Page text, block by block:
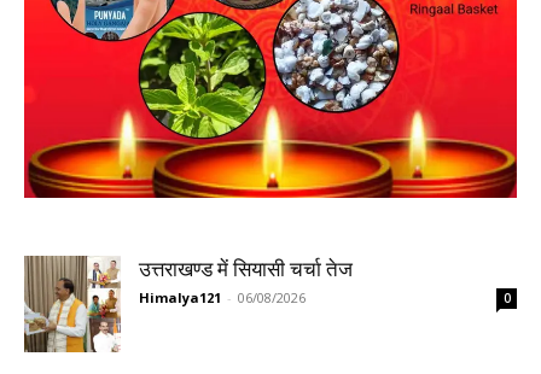
उत्तराखण्ड में सियासी चर्चा तेज
Himalya121 - 06/08/2026 0